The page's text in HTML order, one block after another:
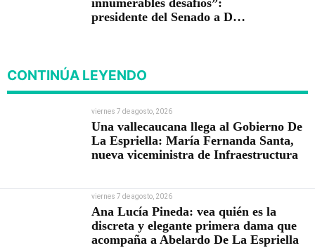
presidente del Senado a De
CONTINÚA LEYENDO
viernes 7 de agosto, 2026
Una vallecaucana llega al Gobierno De
La Espriella: María Fernanda Santa,
nueva viceministra de Infraestructura
viernes 7 de agosto, 2026
Ana Lucía Pineda: vea quién es la
discreta y elegante primera dama que
acompaña a Abelardo De La Espriella